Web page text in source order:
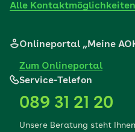
Alle
Onlineportal „Meine
Zum Onlineportal
Service-Telefon
089 31 21 20
Unsere Beratung steht